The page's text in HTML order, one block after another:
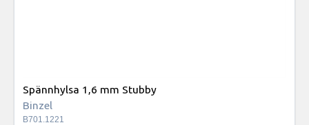
Spännhylsa 1,6 mm Stubby
Binzel
B701.1221